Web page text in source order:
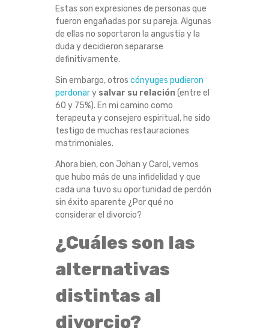
Estas son expresiones de personas que
fueron engañadas por su pareja. Algunas
de ellas no soportaron la angustia y la
duda y decidieron separarse
definitivamente.
Sin embargo, otros cónyuges pudieron
perdonarysalvar su relación (entre el
60 y 75%). En mi camino como
terapeuta y consejero espiritual, he sido
testigo de muchas restauraciones
matrimoniales.
Ahora bien, con Johan y Carol, vemos
que hubo más de una infidelidad y que
cada una tuvo su oportunidad de perdón
sin éxito aparente ¿Por qué no
considerar el divorcio?
¿Cuáles son las
alternativas
distintas al
divorcio?